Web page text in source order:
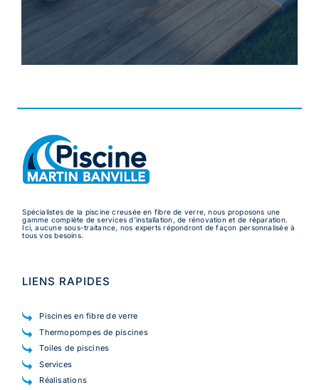
Spécialistes de la piscine creusée en fibre de verre, nous proposons une
gamme complète de services d’installation, de rénovation et de réparation.
Ici, aucune sous-traitance, nos experts répondront de façon personnalisée à
tous vos besoins.
LIENS RAPIDES
Piscines en fibre de verre
Thermopompes de piscines
Toiles de piscines
Services
Réalisations